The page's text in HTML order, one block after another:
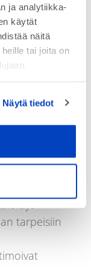
ja analytiikka-
käytät
näitä
tai joita on
Näytä tiedot
tarpeisiin